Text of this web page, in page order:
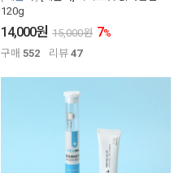
120g
14,000원 15,000원 7%
구매 552 리뷰 47